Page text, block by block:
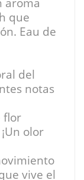
que
Eau de
del
notas
flor
olor
vive el